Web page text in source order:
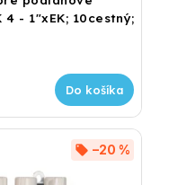
- 1"xEK; 10cestný;
Do košíka
–20 %